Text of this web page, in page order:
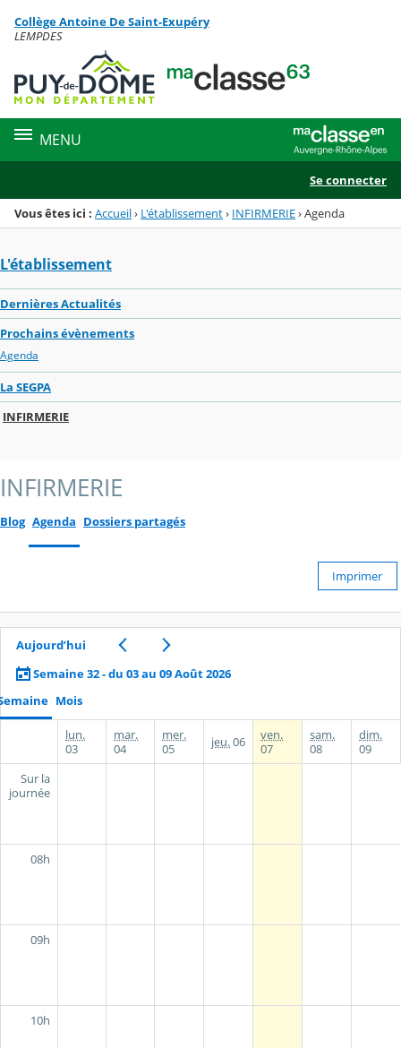
Menu de la rubrique
Contenu
Collège Antoine De Saint-Exupéry
LEMPDES
MENU
Se connecter
Vous êtes ici : Accueil› L'établissement› INFIRMERIE›Agenda
L'établissement
Dernières Actualités
Prochains évènements
Agenda
La SEGPA
INFIRMERIE
INFIRMERIE
Blog Agenda Dossiers partagés
Imprimer
Aujourd’hui
Semaine 32 - du 03 au 09 Août 2026
Mois
lun.
03
mar.
04
mer.
05
jeu.06
ven.
07
sam.
08
dim.
09
Sur la
journée
08h
09h
10h